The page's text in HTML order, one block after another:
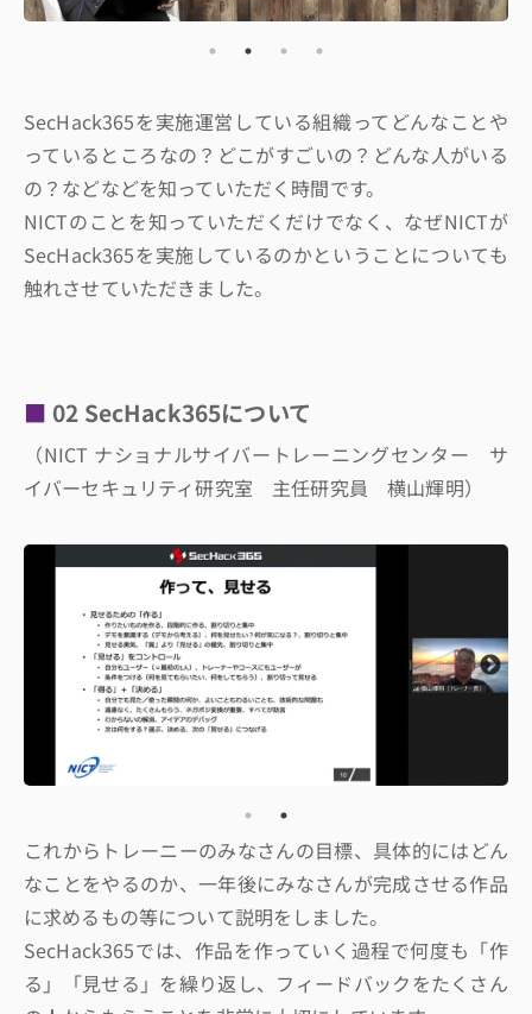
SecHack365を実施運営している組織ってどんなことや
っているところなの？どこがすごいの？どんな人がいる
の？などなどを知っていただく時間です。
NICTのことを知っていただくだけでなく、なぜNICTが
SecHack365を実施しているのかということについても
触れさせていただきました。
02 SecHack365について
（NICT ナショナルサイバートレーニングセンター サ
イバーセキュリティ研究室 主任研究員 横山輝明）
これからトレーニーのみなさんの目標、具体的にはどん
なことをやるのか、一年後にみなさんが完成させる作品
に求めるもの等について説明をしました。
SecHack365では、作品を作っていく過程で何度も「作
る」「見せる」を繰り返し、フィードバックをたくさん